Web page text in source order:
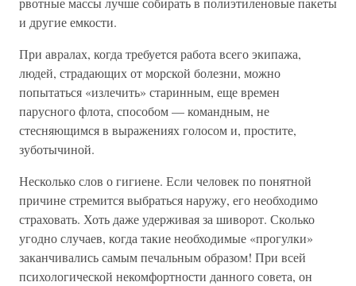
и другие емкости.
При авралах, когда требуется работа всего экипажа,
людей, страдающих от морской болезни, можно
попытаться «излечить» старинным, еще времен
парусного флота, способом — командным, не
стесняющимся в выражениях голосом и, простите,
зуботычиной.
Несколько слов о гигиене. Если человек по понятной
причине стремится выбраться наружу, его необходимо
страховать. Хоть даже удерживая за шиворот. Сколько
угодно случаев, когда такие необходимые «прогулки»
заканчивались самым печальным образом! При всей
психологической некомфортности данного совета, он